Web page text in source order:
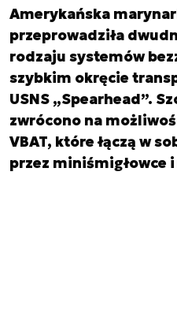
Amerykańska
przeprowadziła
rodzaju systemów
szybkim okręcie
USNS „Spearhead”.
zwrócono na
VBAT, które łączą w
przez miniśmigłowce